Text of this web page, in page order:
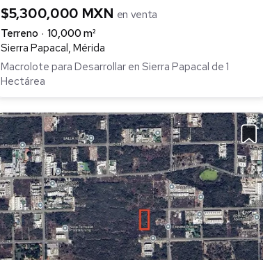
$5,300,000 MXN en venta
Terreno
10,000 m²
Sierra Papacal, Mérida
Macrolote para Desarrollar en Sierra Papacal de 1
Hectárea